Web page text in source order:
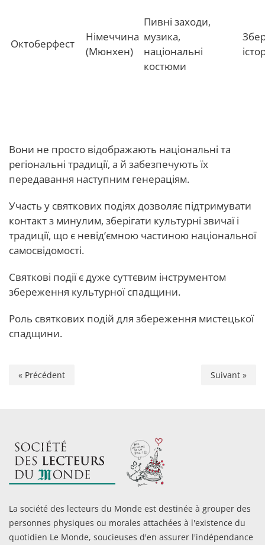
Октоберфест
Німеччина
(Мюнхен)
Пивні заходи,
музика,
національні
костюми
Вони не просто відображають національні та
регіональні традиції, а й забезпечують їх
передавання наступним генераціям.
Участь у святкових подіях дозволяє підтримувати
контакт з минулим, зберігати культурні звичаї і
традиції, що є невід’ємною частиною національної
самосвідомості.
Святкові події є дуже суттєвим інструментом
збереження культурної спадщини.
Роль святкових подій для збереження мистецької
спадщини.
« Précédent Suivant »
La société des lecteurs du Monde est destinée à grouper des
personnes physiques ou morales attachées à l'existence du
quotidien Le Monde, soucieuses d'en assurer l'indépendance